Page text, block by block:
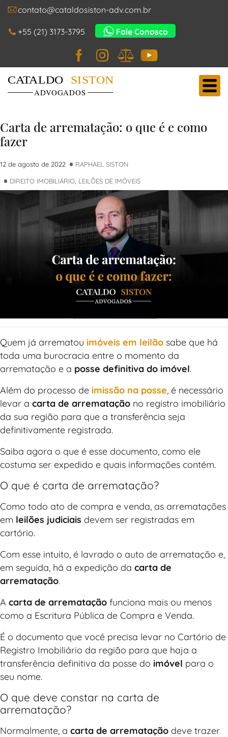
contato@cataldosiston-adv.com.br
+55 (21) 3173-3795 Fale Conosco
Facebook
Instagram
JusBrasil
YouTube
Main Navigation
Cataldo Siston Advogados
Carta de arrematação: o que é e como
fazer
12 de agosto de 2022 RAPHAEL SISTON
DIREITO IMOBILIÁRIO LEILÕES DE IMÓVEIS
Quem já arrematou imóveis em leilão sabe que há
toda uma burocracia entre o momento da
arrematação e a posse definitiva do imóvel.
Além do processo de imissão na posse , é necessário
levar a carta de arrematação no registro imobiliário
da sua região para que a transferência seja
definitivamente registrada.
Saiba agora o que é esse documento, como ele
costuma ser expedido e quais informações contém.
O que é carta de arrematação?
Como todo ato de compra e venda, as arrematações
em leilões judiciais devem ser registradas em
cartório.
Com esse intuito, é lavrado o auto de arrematação e,
em seguida, há a expedição da carta de
arrematação.
A carta de arrematação funciona mais ou menos
como a Escritura Pública de Compra e Venda.
É o documento que você precisa levar no Cartório de
Registro Imobiliário da região para que haja a
transferência definitiva da posse do imóvel para o
seu nome.
O que deve constar na carta de
arrematação?
Normalmente, a carta de arrematação deve trazer